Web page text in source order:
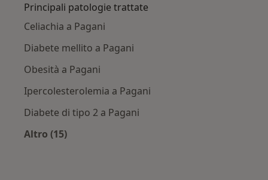
Principali patologie trattate
Celiachia a Pagani
Diabete mellito a Pagani
Obesità a Pagani
Ipercolesterolemia a Pagani
Diabete di tipo 2 a Pagani
Altro (15)